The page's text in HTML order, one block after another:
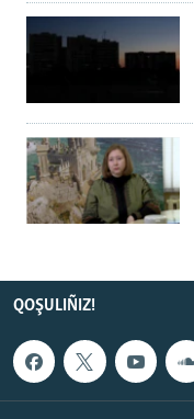
QOŞULIÑIZ!